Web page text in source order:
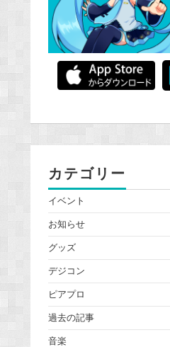
カテゴリー
イベント
お知らせ
グッズ
デジコン
ピアプロ
過去の記事
音楽